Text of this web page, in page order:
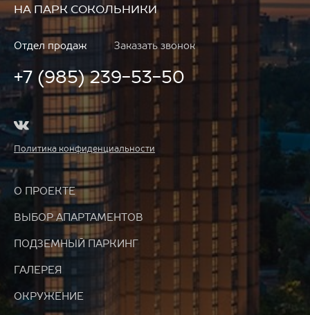
О ПРОЕКТЕ
ВЫБОР АПАРТАМЕНТОВ
ПОДЗЕМНЫЙ ПАРКИНГ
ГАЛЕРЕЯ
ОКРУЖЕНИЕ
НА ПАРК СОКОЛЬНИКИ
Отдел продаж Заказать звонок
+7 (985) 239-53-50
Политика конфиденциальности